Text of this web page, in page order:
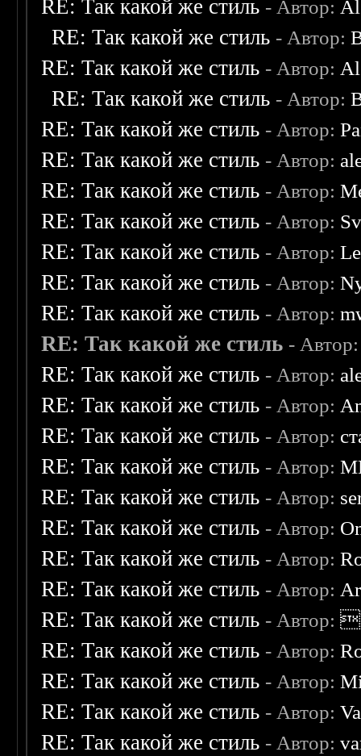
RE: Так какой же стиль - Автор:
RE: Так какой же стиль - Автор:
RE: Так какой же стиль - Автор:
RE: Так какой же стиль - Автор:
RE: Так какой же стиль - Автор:
RE: Так какой же стиль - Автор:
RE: Так какой же стиль - Автор:
RE: Так какой же стиль - Автор:
RE: Так какой же стиль - Автор:
RE: Так какой же стиль - Автор:
RE: Так какой же стиль - Автор:
RE: Так какой же стиль -
RE: Так какой же стиль - Автор:
RE: Так какой же стиль - Автор:
RE: Так какой же стиль - Автор:
RE: Так какой же стиль - Автор:
RE: Так какой же стиль - Автор:
RE: Так какой же стиль - Автор:
RE: Так какой же стиль - Автор:
RE: Так какой же стиль - Автор:
RE: Так какой же стиль - Автор:
RE: Так какой же стиль - Автор:
RE: Так какой же стиль - Автор:
RE: Так какой же стиль - Автор:
RE: Так какой же стиль - Автор: